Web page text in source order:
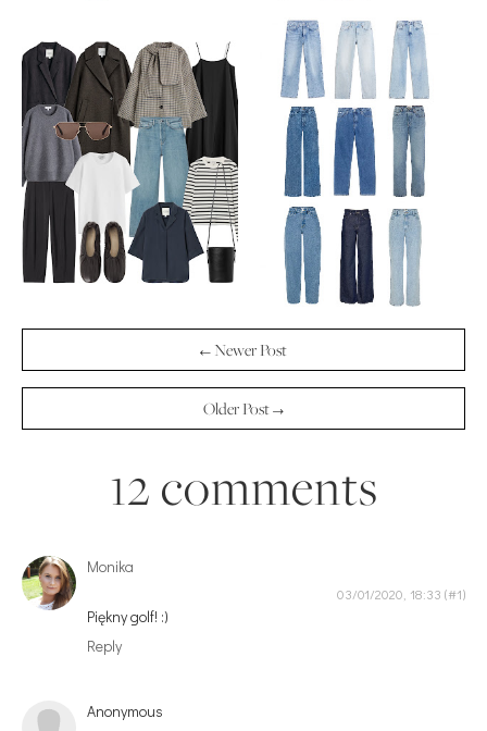
← Newer Post
Older Post →
12 comments
Monika
03/01/2020, 18:33
Piękny golf! :)
Reply
Anonymous